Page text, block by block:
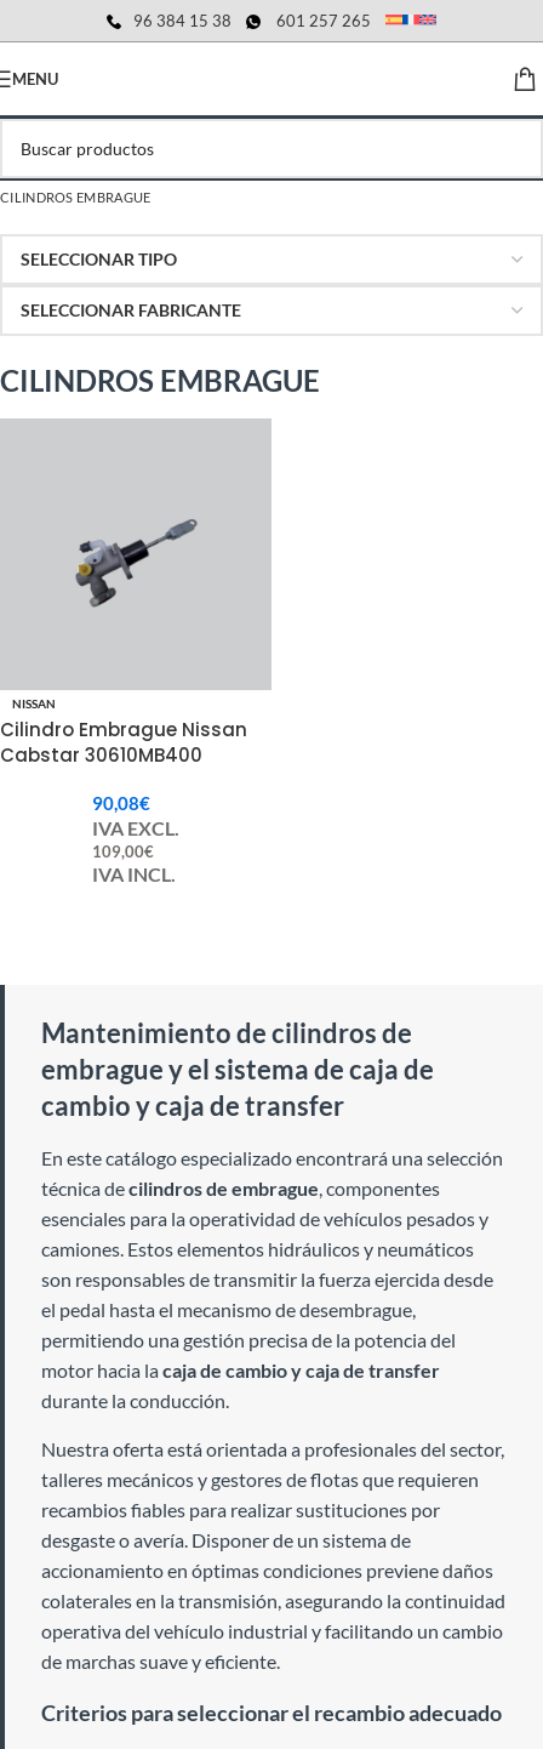
96 384 15 38 601 257 265
MENU
CILINDROS EMBRAGUE
CILINDROS EMBRAGUE
NISSAN
Cilindro Embrague Nissan
Cabstar 30610MB400
90,08€
IVA EXCL.
109,00€
IVA INCL.
Mantenimiento de cilindros de
embrague y el sistema de caja de
cambio y caja de transfer
En este catálogo especializado encontrará una selección
técnica decilindros de embrague, componentes
esenciales para la operatividad de vehículos pesados y
camiones. Estos elementos hidráulicos y neumáticos
son responsables de transmitir la fuerza ejercida desde
el pedal hasta el mecanismo de desembrague,
permitiendo una gestión precisa de la potencia del
motor hacia lacaja de cambio y caja de transfer
durante la conducción.
Nuestra oferta está orientada a profesionales del sector,
talleres mecánicos y gestores de flotas que requieren
recambios fiables para realizar sustituciones por
desgaste o avería. Disponer de un sistema de
accionamiento en óptimas condiciones previene daños
colaterales en la transmisión, asegurando la continuidad
operativa del vehículo industrial y facilitando un cambio
de marchas suave y eficiente.
Criterios para seleccionar el recambio adecuado